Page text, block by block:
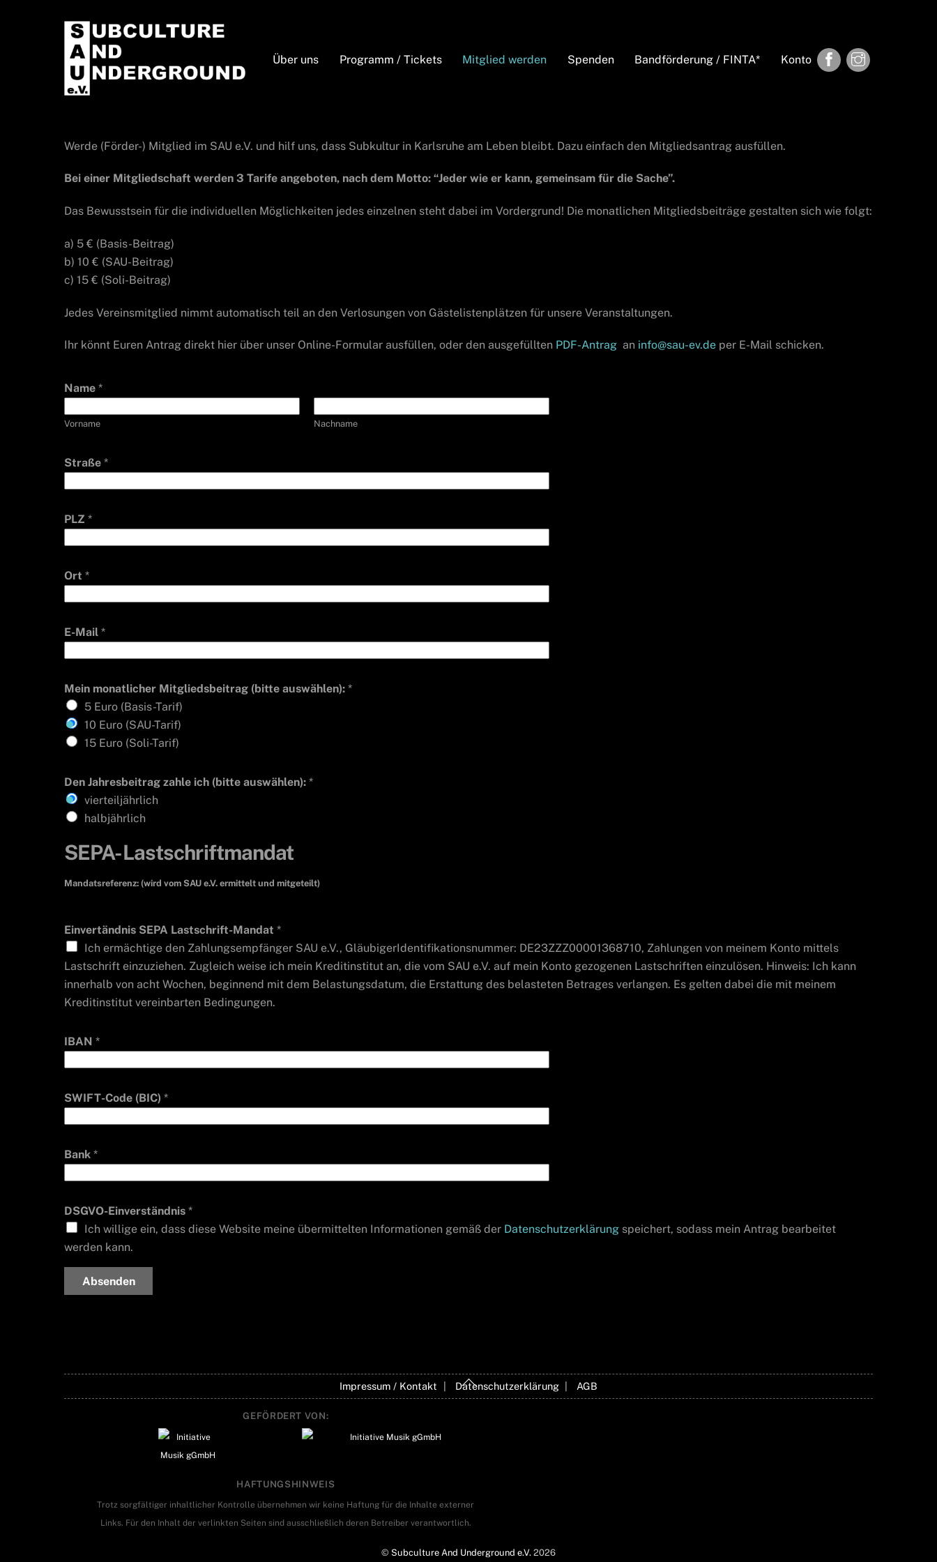
Facebook
Über uns Programm / Tickets Mitglied werden Spenden Bandförderung / FINTA* Konto
Werde (Förder-) Mitglied im SAU e.V. und hilf uns, dass Subkultur in Karlsruhe am Leben bleibt. Dazu einfach den Mitgliedsantrag ausfüllen.
Bei einer Mitgliedschaft werden 3 Tarife angeboten, nach dem Motto: “Jeder wie er kann, gemeinsam für die Sache”.
Das Bewusstsein für die individuellen Möglichkeiten jedes einzelnen steht dabei im Vordergrund! Die monatlichen Mitgliedsbeiträge gestalten sich wie folgt:
a) 5 € (Basis-Beitrag)
b) 10 € (SAU-Beitrag)
c) 15 € (Soli-Beitrag)
Jedes Vereinsmitglied nimmt automatisch teil an den Verlosungen von Gästelistenplätzen für unsere Veranstaltungen.
Ihr könnt Euren Antrag direkt hier über unser Online-Formular ausfüllen, oder den ausgefüllten PDF-Antrag an info@sau-ev.de per E-Mail schicken.
Name *
Vorname Nachname
Straße *
PLZ *
Ort *
E-Mail *
Mein monatlicher Mitgliedsbeitrag (bitte auswählen): *
5 Euro (Basis-Tarif)
10 Euro (SAU-Tarif)
15 Euro (Soli-Tarif)
Den Jahresbeitrag zahle ich (bitte auswählen): *
vierteiljährlich
halbjährlich
SEPA-Lastschriftmandat
Mandatsreferenz: (wird vom SAU e.V. ermittelt und mitgeteilt)
Einvertändnis SEPA Lastschrift-Mandat *
Ich ermächtige den Zahlungsempfänger SAU e.V., GläubigerIdentifikationsnummer: DE23ZZZ00001368710, Zahlungen von meinem Konto mittels
Lastschrift einzuziehen. Zugleich weise ich mein Kreditinstitut an, die vom SAU e.V. auf mein Konto gezogenen Lastschriften einzulösen. Hinweis: Ich kann
innerhalb von acht Wochen, beginnend mit dem Belastungsdatum, die Erstattung des belasteten Betrages verlangen. Es gelten dabei die mit meinem
Kreditinstitut vereinbarten Bedingungen.
IBAN *
SWIFT-Code (BIC) *
Bank *
DSGVO-Einverständnis *
Ich willige ein, dass diese Website meine übermittelten Informationen gemäß der Datenschutzerklärung speichert, sodass mein Antrag bearbeitet
werden kann.
Absenden
Back
To
Impressum / Kontakt Datenschutzerklärung AGB
GEFÖRDERT VON:
HAFTUNGSHINWEIS
Trotz sorgfältiger inhaltlicher Kontrolle übernehmen wir keine Haftung für die Inhalte externer
Links. Für den Inhalt der verlinkten Seiten sind ausschließlich deren Betreiber verantwortlich.
© Subculture And Underground e.V. 2026